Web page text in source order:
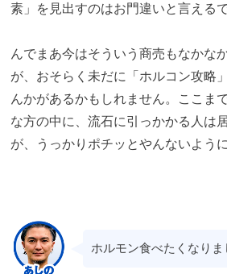
素」を見出すのはお門違いと言える
んでまあ今はそういう商売もなかな
が、おそらく未だに「ホルコン攻略
んかがあるかもしれません。ここま
な方の中に、流石に引っかかる人は
が、うっかりポチッとやんないよう
ホルモン食べたくなりま